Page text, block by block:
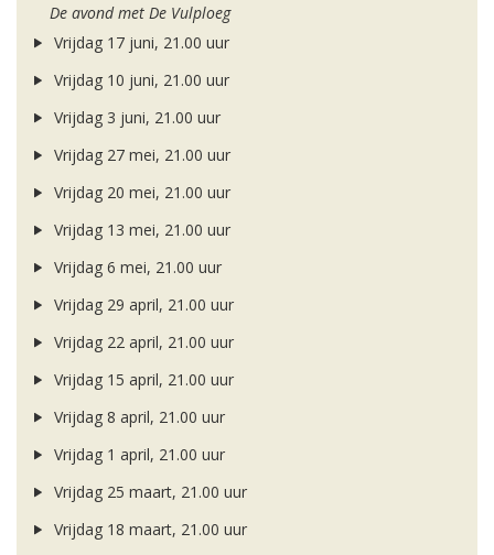
De avond met De Vulploeg
Vrijdag 17 juni, 21.00 uur
Vrijdag 10 juni, 21.00 uur
Vrijdag 3 juni, 21.00 uur
Vrijdag 27 mei, 21.00 uur
Vrijdag 20 mei, 21.00 uur
Vrijdag 13 mei, 21.00 uur
Vrijdag 6 mei, 21.00 uur
Vrijdag 29 april, 21.00 uur
Vrijdag 22 april, 21.00 uur
Vrijdag 15 april, 21.00 uur
Vrijdag 8 april, 21.00 uur
Vrijdag 1 april, 21.00 uur
Vrijdag 25 maart, 21.00 uur
Vrijdag 18 maart, 21.00 uur